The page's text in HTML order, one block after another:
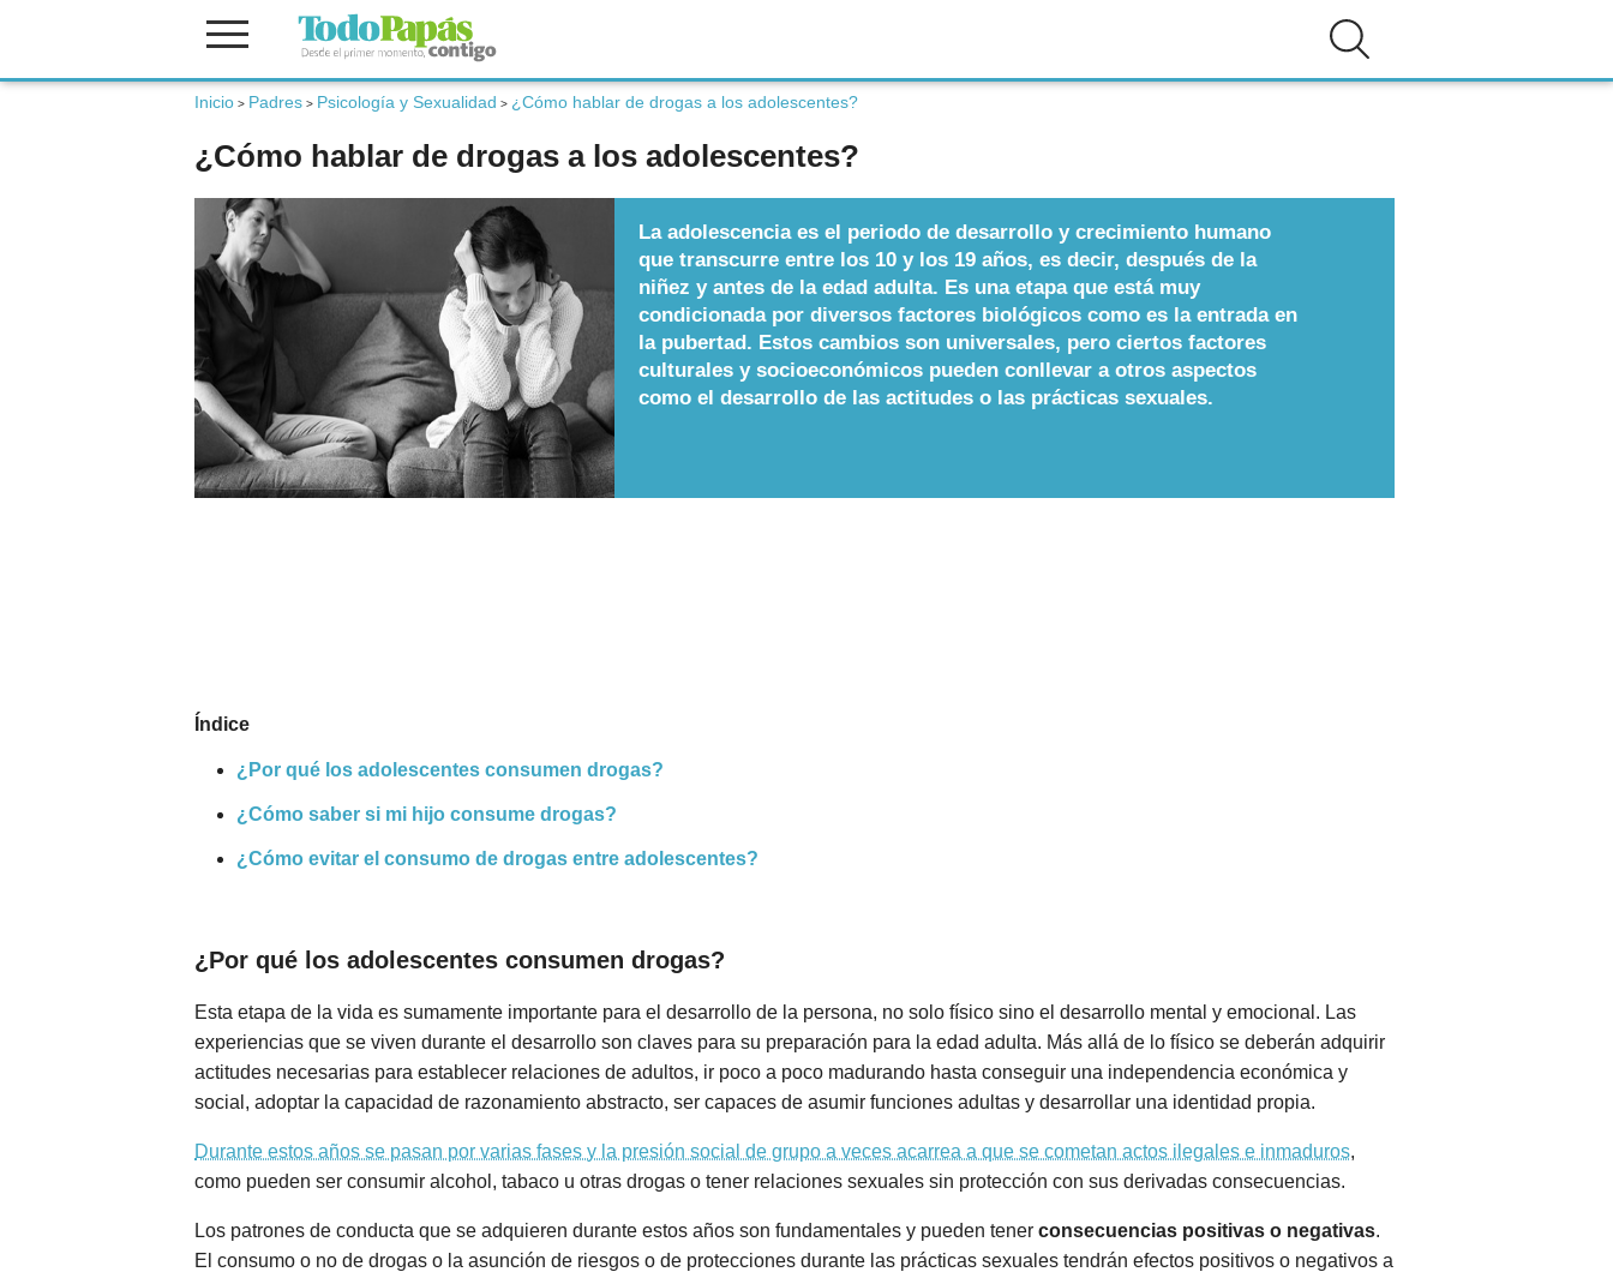
Inicio > Padres > Psicología y Sexualidad > ¿Cómo hablar de drogas a los adolescentes?
¿Cómo hablar de drogas a los adolescentes?
La adolescencia es el periodo de desarrollo y crecimiento humano
que transcurre entre los 10 y los 19 años, es decir, después de la
niñez y antes de la edad adulta. Es una etapa que está muy
condicionada por diversos factores biológicos como es la entrada en
la pubertad. Estos cambios son universales, pero ciertos factores
culturales y socioeconómicos pueden conllevar a otros aspectos
como el desarrollo de las actitudes o las prácticas sexuales.
Índice
¿Por qué los adolescentes consumen drogas?
¿Cómo saber si mi hijo consume drogas?
¿Cómo evitar el consumo de drogas entre adolescentes?
¿Por qué los adolescentes consumen drogas?
Esta etapa de la vida es sumamente importante para el desarrollo de la persona, no solo físico sino el desarrollo mental y emocional. Las
experiencias que se viven durante el desarrollo son claves para su preparación para la edad adulta. Más allá de lo físico se deberán adquirir
actitudes necesarias para establecer relaciones de adultos, ir poco a poco madurando hasta conseguir una independencia económica y
social, adoptar la capacidad de razonamiento abstracto, ser capaces de asumir funciones adultas y desarrollar una identidad propia.
Durante estos años se pasan por varias fases y la presión social de grupo a veces acarrea a que se cometan actos ilegales e inmaduros,
como pueden ser consumir alcohol, tabaco u otras drogas o tener relaciones sexuales sin protección con sus derivadas consecuencias.
Los patrones de conducta que se adquieren durante estos años son fundamentales y pueden tener consecuencias positivas o negativas.
El consumo o no de drogas o la asunción de riesgos o de protecciones durante las prácticas sexuales tendrán efectos positivos o negativos a